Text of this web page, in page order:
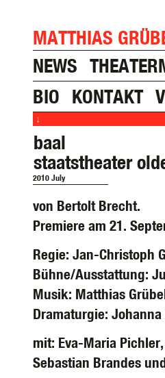
MATTHIAS
NEWS
BIO
KONTAKT
↓
baal
staatstheater
2010 July
von Bertolt Brecht.
Premiere am 21.
Regie: Jan-Christoph
Bühne/Ausstattung:
Musik: Matthias
Dramaturgie: Johanna
mit: Eva-Maria
Sebastian Brandes